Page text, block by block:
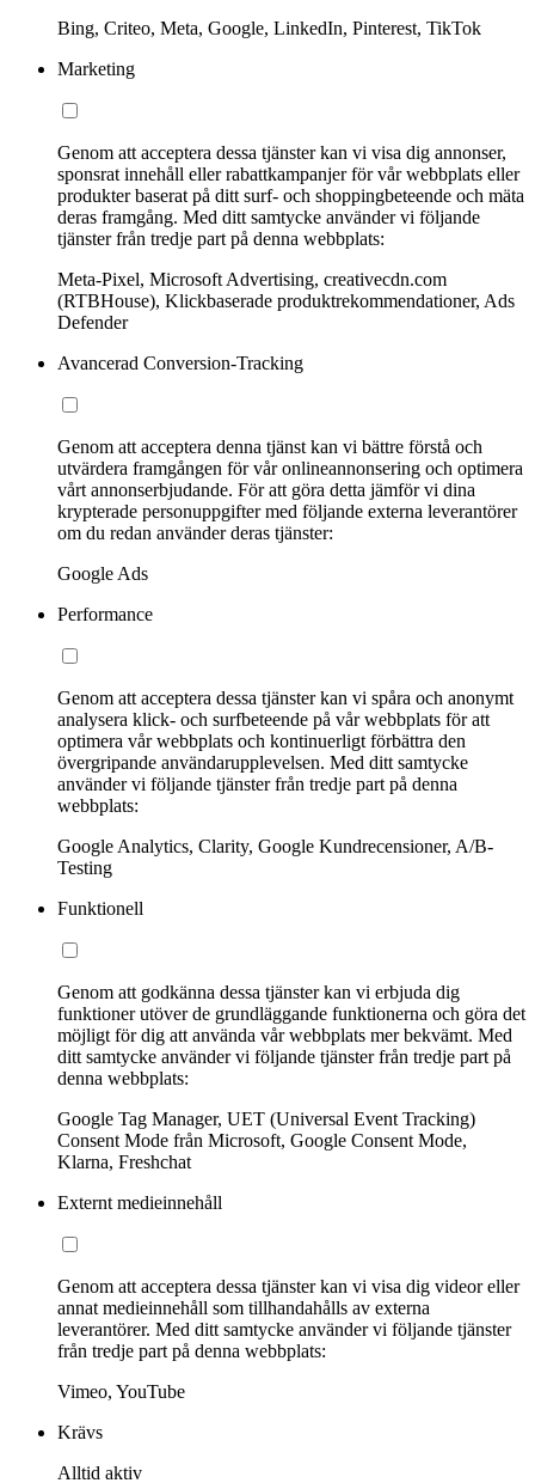
Bing, Criteo, Meta, Google, LinkedIn, Pinterest, TikTok
Marketing
Genom att acceptera dessa tjänster kan vi visa dig annonser,
sponsrat innehåll eller rabattkampanjer för vår webbplats eller
produkter baserat på ditt surf- och shoppingbeteende och mäta
deras framgång. Med ditt samtycke använder vi följande
tjänster från tredje part på denna webbplats:
Meta-Pixel, Microsoft Advertising, creativecdn.com
(RTBHouse), Klickbaserade produktrekommendationer, Ads
Defender
Avancerad Conversion-Tracking
Genom att acceptera denna tjänst kan vi bättre förstå och
utvärdera framgången för vår onlineannonsering och optimera
vårt annonserbjudande. För att göra detta jämför vi dina
krypterade personuppgifter med följande externa leverantörer
om du redan använder deras tjänster:
Google Ads
Performance
Genom att acceptera dessa tjänster kan vi spåra och anonymt
analysera klick- och surfbeteende på vår webbplats för att
optimera vår webbplats och kontinuerligt förbättra den
övergripande användarupplevelsen. Med ditt samtycke
använder vi följande tjänster från tredje part på denna
webbplats:
Google Analytics, Clarity, Google Kundrecensioner, A/B-
Testing
Funktionell
Genom att godkänna dessa tjänster kan vi erbjuda dig
funktioner utöver de grundläggande funktionerna och göra det
möjligt för dig att använda vår webbplats mer bekvämt. Med
ditt samtycke använder vi följande tjänster från tredje part på
denna webbplats:
Google Tag Manager, UET (Universal Event Tracking)
Consent Mode från Microsoft, Google Consent Mode,
Klarna, Freshchat
Externt medieinnehåll
Genom att acceptera dessa tjänster kan vi visa dig videor eller
annat medieinnehåll som tillhandahålls av externa
leverantörer. Med ditt samtycke använder vi följande tjänster
från tredje part på denna webbplats:
Vimeo, YouTube
Krävs
Alltid aktiv